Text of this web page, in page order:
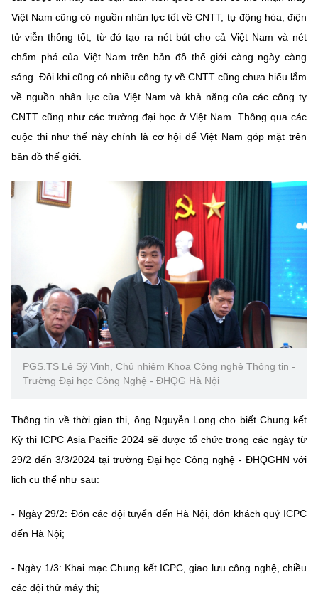
Việt Nam cũng có nguồn nhân lực tốt về CNTT, tự động hóa, điện
tử viễn thông tốt, từ đó tạo ra nét bút cho cả Việt Nam và nét
chấm phá của Việt Nam trên bản đồ thế giới càng ngày càng
sáng. Đôi khi cũng có nhiều công ty về CNTT cũng chưa hiểu lắm
về nguồn nhân lực của Việt Nam và khả năng của các công ty
CNTT cũng như các trường đại học ở Việt Nam. Thông qua các
cuộc thi như thế này chính là cơ hội để Việt Nam góp mặt trên
bản đồ thế giới.
PGS.TS Lê Sỹ Vinh, Chủ nhiệm Khoa Công nghệ Thông tin -
Trường Đại học Công Nghệ - ĐHQG Hà Nội
Thông tin về thời gian thi, ông Nguyễn Long cho biết Chung kết
Kỳ thi ICPC Asia Pacific 2024 sẽ được tổ chức trong các ngày từ
29/2 đến 3/3/2024 tại trường Đại học Công nghệ - ĐHQGHN với
lịch cụ thể như sau:
- Ngày 29/2: Đón các đội tuyển đến Hà Nội, đón khách quý ICPC
đến Hà Nội;
- Ngày 1/3: Khai mạc Chung kết ICPC, giao lưu công nghệ, chiều
các đội thử máy thi;